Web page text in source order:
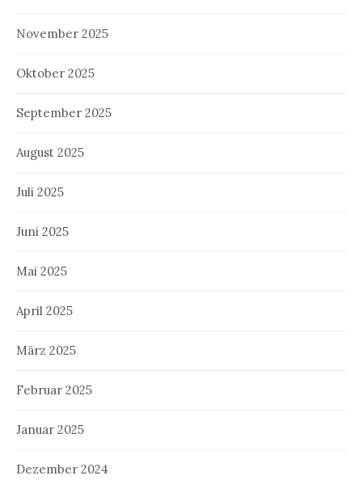
November 2025
Oktober 2025
September 2025
August 2025
Juli 2025
Juni 2025
Mai 2025
April 2025
März 2025
Februar 2025
Januar 2025
Dezember 2024